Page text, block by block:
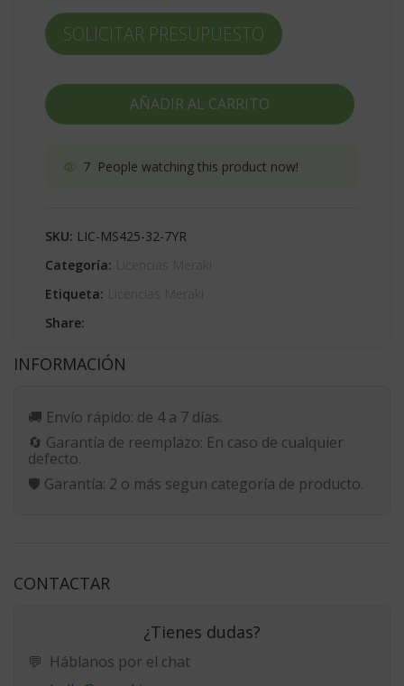
AÑADIR AL CARRITO
SOLICITAR PRESUPUESTO
7 People watching this product now!
SKU: LIC-MS425-32-7YR
Categoría:
Etiqueta:
Share:
INFORMACIÓN
🚚 Envío rápido: de 4 a 7 días.
🔄 Garantía de reemplazo: En caso de cualquier
defecto.
🛡️ Garantía: 2 o más segun categoría de producto.
CONTACTAR
¿Tienes dudas?
💬 Háblanos por el chat